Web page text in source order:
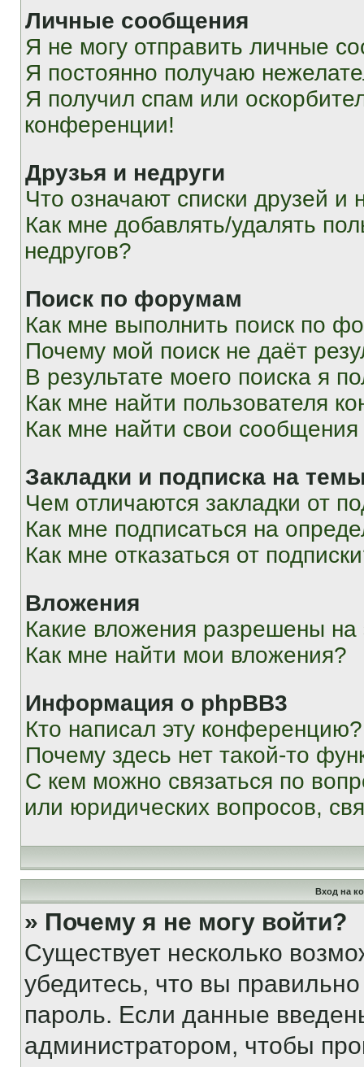
Личные сообщения
Я не могу отправить личные
Я постоянно получаю
Я получил спам или
конференции!
Друзья и недруги
Что означают списки друзей и
Как мне добавлять/удалять
недругов?
Поиск по форумам
Как мне выполнить поиск по
Почему мой поиск не даёт
В результате моего поиска я
Как мне найти пользователя
Как мне найти свои
Закладки и подписка на
Чем отличаются закладки от
Как мне подписаться на
Как мне отказаться от
Вложения
Какие вложения разрешены
Как мне найти мои вложения?
Информация о phpBB3
Кто написал эту конференцию?
Почему здесь нет такой-то
С кем можно связаться по
или юридических вопросов,
Вход на
» Почему я не могу войти?
Существует несколько
убедитесь, что вы
пароль. Если данные
администратором, чтобы